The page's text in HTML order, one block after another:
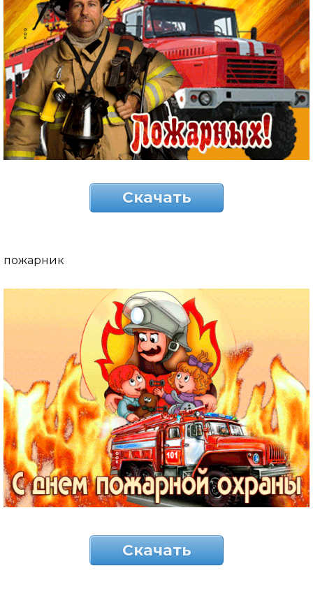
Скачать
пожарник
Скачать